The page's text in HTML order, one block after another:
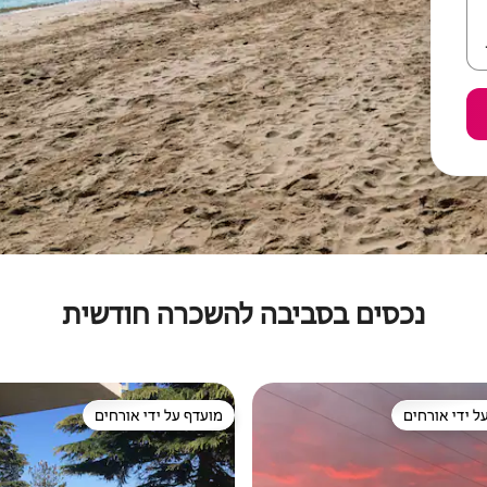
נכסים בסביבה להשכרה חודשית
נכסים מועדפים על ידי אורחים
ידי אורחים מועדף על ידי אורחים
מועדף על ידי אורחים